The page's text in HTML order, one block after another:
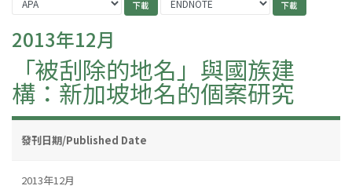
2013年12月
「被刮除的地名」與國族建
構：新加坡地名的個案研究
發刊日期/Published Date
2013年12月